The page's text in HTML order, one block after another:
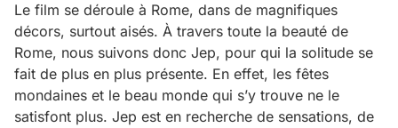
Le film se déroule à Rome, dans de magnifiques
décors, surtout aisés. À travers toute la beauté de
Rome, nous suivons donc Jep, pour qui la solitude se
fait de plus en plus présente. En effet, les fêtes
mondaines et le beau monde qui s’y trouve ne le
satisfont plus. Jep est en recherche de sensations, de